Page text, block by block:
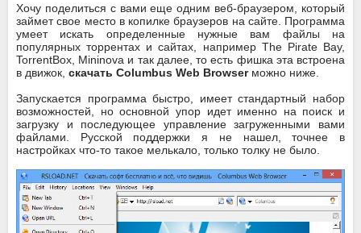
Хочу поделиться с вами еще одним веб-браузером, который
займет свое место в копилке браузеров на сайте. Программа
умеет искать определенные нужные вам файлы на
популярных торрентах и сайтах, например The Pirate Bay,
TorrentBox, Mininova и так далее, то есть фишка эта встроена
в движок, скачать Columbus Web Browserможно ниже.
Запускается программа быстро, имеет стандартный набор
возможностей, но основной упор идет именно на поиск и
загрузку и последующее управление загруженными вами
файлами. Русской поддержки я не нашел, точнее в
настройках что-то такое мелькало, только толку не было.